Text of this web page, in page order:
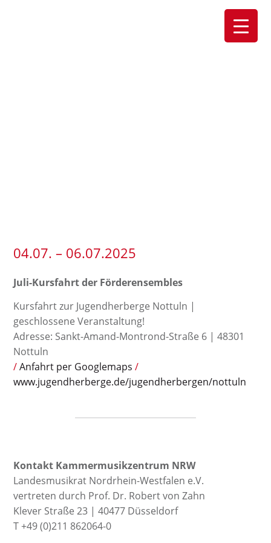
04.07. – 06.07.2025
Juli-Kursfahrt der Förderensembles
Kursfahrt zur Jugendherberge Nottuln |
geschlossene Veranstaltung!
Adresse: Sankt-Amand-Montrond-Straße 6 | 48301
Nottuln
Anfahrt per Googlemaps
www.jugendherberge.de/jugendherbergen/nottuln
Kontakt Kammermusikzentrum NRW
Landesmusikrat Nordrhein-Westfalen e.V.
vertreten durch Prof. Dr. Robert von Zahn
Klever Straße 23 | 40477 Düsseldorf
T +49 (0)211 862064-0